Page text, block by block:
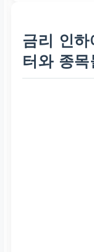
금리 인
터와 종목